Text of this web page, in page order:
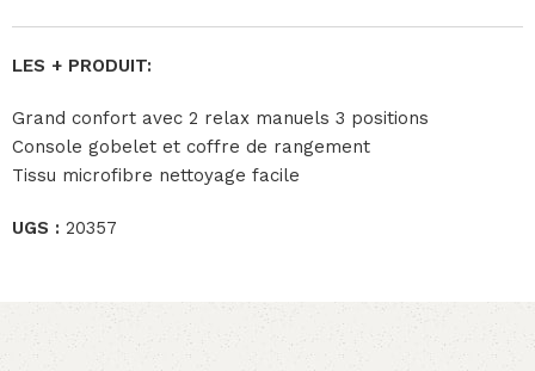
LES + PRODUIT:
Grand confort avec 2 relax manuels 3 positions
Console gobelet et coffre de rangement
Tissu microfibre nettoyage facile
UGS : 20357